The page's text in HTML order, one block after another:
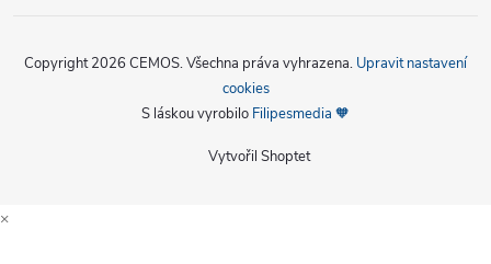
Vytvořil Shoptet
Copyright 2026 CEMOS. Všechna práva vyhrazena. Upravit nastavení
cookies
S láskou vyrobilo Filipesmedia 🧡
×